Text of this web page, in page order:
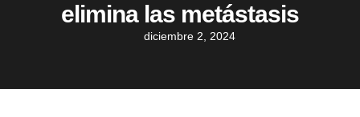
elimina las metástasis
diciembre 2, 2024